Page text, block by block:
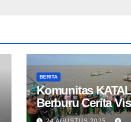
BERITA
Komunitas
Berburu Cerita
di Pesisir